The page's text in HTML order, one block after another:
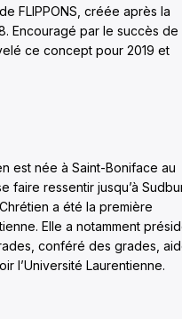
FLIPPONS, créée après la
Encouragé par le succès de
ce concept pour 2019 et
est née à Saint-Boniface au
faire ressentir jusqu’à
a été la première
Elle a notamment
conféré des grades,
l’Université Laurentienne.